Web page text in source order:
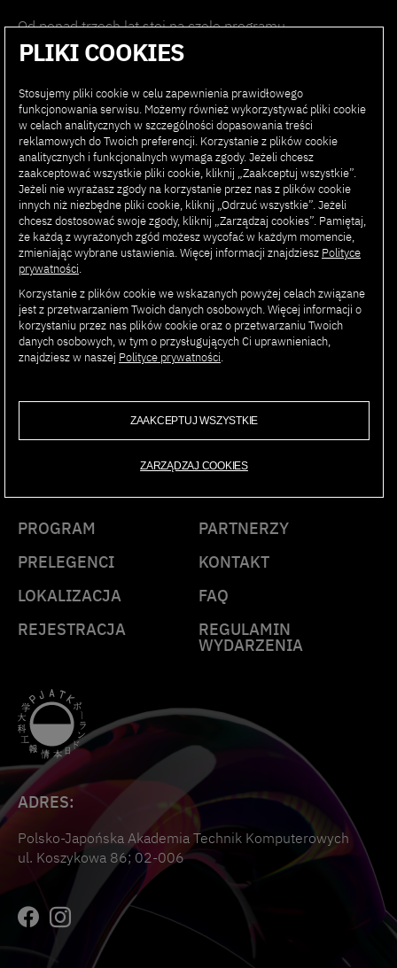
Od ponad trzech lat stoi na czele programu
transformacyjnego w Orange, którego celem jest
stworzenie organizacji skoncentrowanej na danych i
sztucznej inteligencji.
Piotr jest absolwentem Politechniki Warszawskiej, gdzie
uzyskał tytuł magistra inżyniera z dziedziny IT, Robotyzacji
i Automatyzacji, Szkoły Głównej Handlowej oraz IESE
Business School Uniwersytetu Navarra gdzie zdobywał
wykształcenie z zakresu zarządzania.
Wolny czas spędza rozwiązując z córką i synem wyzwania
matematyczne lub aktywnie, uprawiając tenis, crossfit
oraz jeżdżąc na snowboardzie
AI SUMMIT
PJAIT
ADRES:
Polsko-Japońska Akademia Technik Komputerowych
ul. Koszykowa 86; 02-006
PROGRAM
PRELEGENCI
LOKALIZACJA
REJESTRACJA
PARTNERZY
KONTAKT
FAQ
REGULAMIN
WYDARZENIA
PLIKI COOKIES
Stosujemy pliki cookie w celu zapewnienia prawidłowego
funkcjonowania serwisu. Możemy również wykorzystywać pliki cookie
w celach analitycznych w szczególności dopasowania treści
reklamowych do Twoich preferencji. Korzystanie z plików cookie
analitycznych i funkcjonalnych wymaga zgody. Jeżeli chcesz
zaakceptować wszystkie pliki cookie, kliknij „Zaakceptuj wszystkie”.
Jeżeli nie wyrażasz zgody na korzystanie przez nas z plików cookie
innych niż niezbędne pliki cookie, kliknij „Odrzuć wszystkie”. Jeżeli
chcesz dostosować swoje zgody, kliknij „Zarządzaj cookies”. Pamiętaj,
że każdą z wyrażonych zgód możesz wycofać w każdym momencie,
zmieniając wybrane ustawienia. Więcej informacji znajdziesz Polityce
prywatności.
Korzystanie z plików cookie we wskazanych powyżej celach związane
jest z przetwarzaniem Twoich danych osobowych. Więcej informacji o
korzystaniu przez nas plików cookie oraz o przetwarzaniu Twoich
danych osobowych, w tym o przysługujących Ci uprawnieniach,
znajdziesz w naszej Polityce prywatności.
ZAAKCEPTUJ WSZYSTKIE
ZARZĄDZAJ COOKIES